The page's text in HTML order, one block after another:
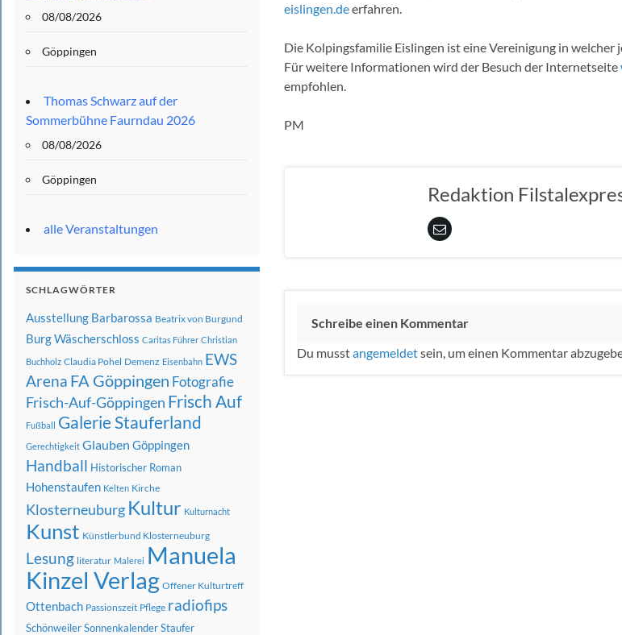
eislingen.deerfahren.
Die Kolpingsfamilie Eislingen ist eine Vereinigung in
Für weitere Informationen wird der Besuch der Internetseite
empfohlen.
PM
Redaktion
Schreibe einen Kommentar
Du musstangemeldetsein, um einen Kommentar
08/08/2026
Göppingen
Thomas Schwarz auf der
Sommerbühne Faurndau 2026
08/08/2026
Göppingen
alle Veranstaltungen
SCHLAGWÖRTER
Ausstellung Barbarossa Beatrix von Burgund
Burg Wäscherschloss Caritas Führer Christian
Buchholz Claudia Pohel Demenz Eisenbahn EWS
Arena FA Göppingen Fotografie
Frisch-Auf-Göppingen Frisch Auf
Fußball Galerie Stauferland
Gerechtigkeit Glauben Göppingen
Handball Historischer Roman
Hohenstaufen Kelten Kirche
Klosterneuburg Kultur Kulturnacht
Kunst Künstlerbund Klosterneuburg
Lesung literatur Malerei Manuela
Kinzel Verlag Offener Kulturtreff
Ottenbach Passionszeit Pflege radiofips
SchönweilerSonnenkalenderStaufer